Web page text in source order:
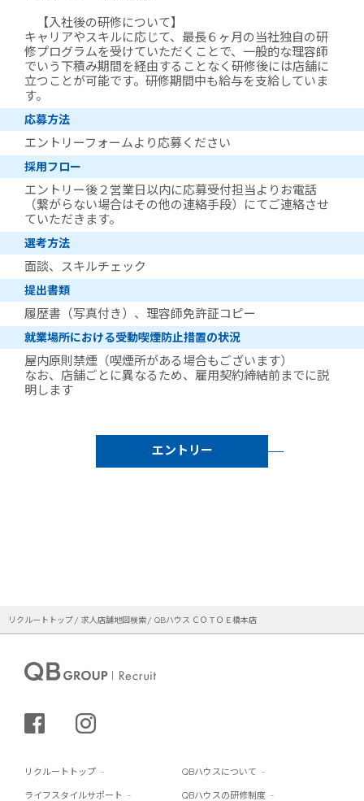
【入社後の研修について】
キャリアやスキルに応じて、最長６ヶ月の当社独自の研
修プログラムを受けていただくことで、一般的な理容師
でいう下積み期間を経由することなく研修後には店舗に
立つことが可能です。研修期間中も給与を支給していま
す。
応募方法
エントリーフォームより応募ください
採用フロー
エントリー後２営業日以内に応募受付担当よりお電話
（繋がらない場合はその他の連絡手段）にてご連絡させ
ていただきます。
選考方法
面談、スキルチェック
提出書類
履歴書（写真付き）、理容師免許証コピー
就業場所における受動喫煙防止措置の状況
屋内原則禁煙（喫煙所がある場合もございます）
なお、店舗ごとに異なるため、雇用契約締結前までに説
明します
エントリー
リクルートトップ 求人店舗地図検索 QBハウス ＣＯＴＯＥ橋本店
シェアする
リクルートトップ QBハウスについて
ライフスタイルサポート QBハウスの研修制度